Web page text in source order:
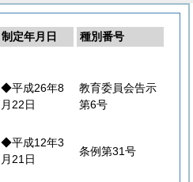
制定年月日
種別番号
◆平成26年8
月22日
教育委員会告示
第6号
◆平成12年3
月21日
条例第31号